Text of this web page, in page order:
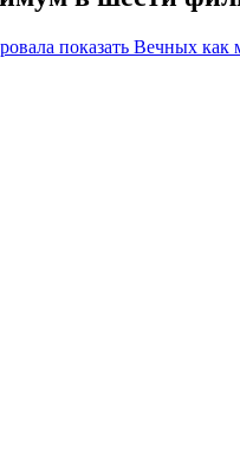
показать Вечных